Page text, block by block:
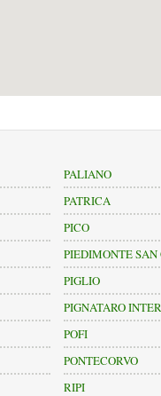
PALIANO
PATRICA
PICO
PIEDIMONTE
PIGLIO
PIGNATARO
POFI
PONTECORVO
RIPI